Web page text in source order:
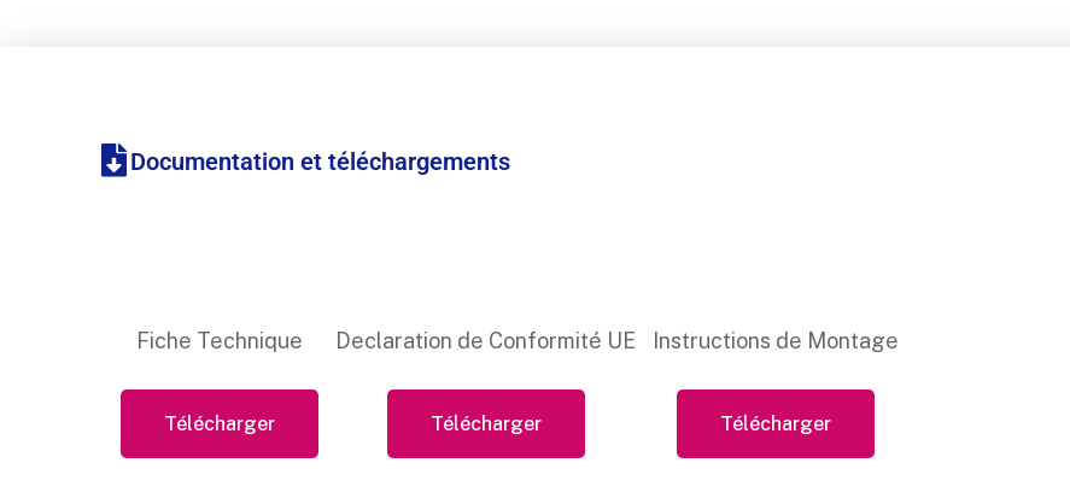
Documentation et téléchargements
Fiche Technique
Télécharger
Declaration de Conformité UE
Télécharger
Instructions de Montage
Télécharger